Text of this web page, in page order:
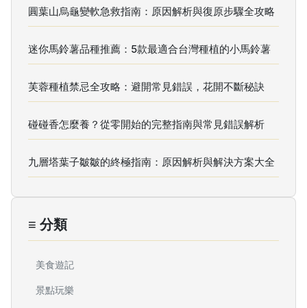
圓葉山烏龜變軟急救指南：原因解析與復原步驟全攻略
迷你馬鈴薯品種推薦：5款最適合台灣種植的小馬鈴薯
芙蓉種植禁忌全攻略：避開常見錯誤，花開不斷秘訣
碰碰香怎麼養？從零開始的完整指南與常見錯誤解析
九層塔葉子皺皺的終極指南：原因解析與解決方案大全
≡ 分類
美食遊記
景點玩樂